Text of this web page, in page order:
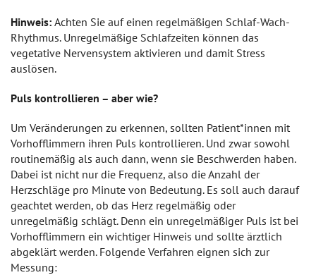
Hinweis: Achten Sie auf einen regelmäßigen Schlaf-Wach-
Rhythmus. Unregelmäßige Schlafzeiten können das
vegetative Nervensystem aktivieren und damit Stress
auslösen.
Puls kontrollieren – aber wie?
Um Veränderungen zu erkennen, sollten Patient*innen mit
Vorhofflimmern ihren Puls kontrollieren. Und zwar sowohl
routinemäßig als auch dann, wenn sie Beschwerden haben.
Dabei ist nicht nur die Frequenz, also die Anzahl der
Herzschläge pro Minute von Bedeutung. Es soll auch darauf
geachtet werden, ob das Herz regelmäßig oder
unregelmäßig schlägt. Denn ein unregelmäßiger Puls ist bei
Vorhofflimmern ein wichtiger Hinweis und sollte ärztlich
abgeklärt werden. Folgende Verfahren eignen sich zur
Messung: